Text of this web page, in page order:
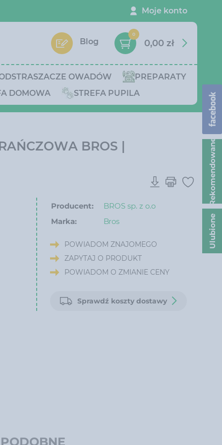
Moje konto
Blog
0
0,00 zł
OWADÓW
PREPARATY
DOMOWA STREFA PUPILA
BROS |
Producent:
BROS sp. z o.o
Marka:
Bros
POWIADOM ZNAJOMEGO
ZAPYTAJ O PRODUKT
POWIADOM O ZMIANIE CENY
Sprawdź koszty dostawy
Rekomendowane
Ulubione